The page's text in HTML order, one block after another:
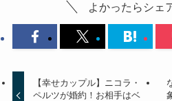
よかったらシェ
【幸せカップル】ニコラ・
ペルツが婚約！お相手はベ